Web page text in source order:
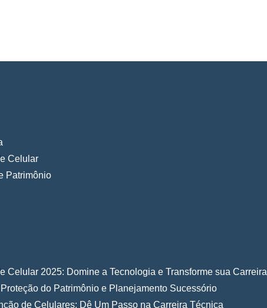
Celular
Patrimônio
Celular 2025: Domine a Tecnologia e Transforme sua Carreira
do Patrimônio e Planejamento Sucessório
de Celulares: Dê Um Passo na Carreira Técnica